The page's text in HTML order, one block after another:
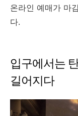
온라인 예매가 마
다.
입구에서는
길어지다